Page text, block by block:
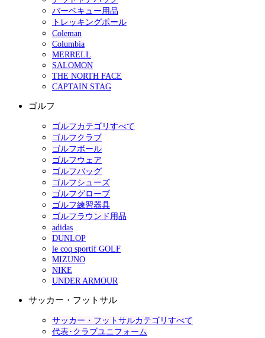
バーベキュー用品
トレッキングポール
Coleman
Columbia
MERRELL
SALOMON
THE NORTH FACE
CAPTAIN STAG
ゴルフ
ゴルフカテゴリすべて
ゴルフクラブ
ゴルフボール
ゴルフウェア
ゴルフバッグ
ゴルフシューズ
ゴルフグローブ
ゴルフ練習器具
ゴルフラウンド用品
adidas
DUNLOP
le coq sportif GOLF
MIZUNO
NIKE
UNDER ARMOUR
サッカー・フットサル
サッカー・フットサルカテゴリすべて
代表･クラブユニフォーム